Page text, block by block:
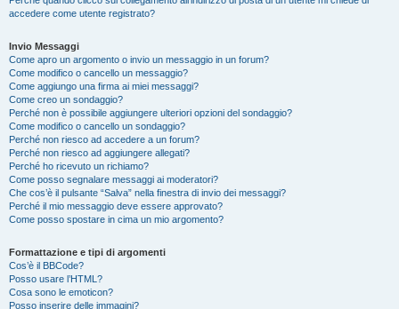
accedere come utente registrato?
Invio Messaggi
Come apro un argomento o invio un messaggio in un forum?
Come modifico o cancello un messaggio?
Come aggiungo una firma ai miei messaggi?
Come creo un sondaggio?
Perché non è possibile aggiungere ulteriori opzioni del sondaggio?
Come modifico o cancello un sondaggio?
Perché non riesco ad accedere a un forum?
Perché non riesco ad aggiungere allegati?
Perché ho ricevuto un richiamo?
Come posso segnalare messaggi ai moderatori?
Che cos’è il pulsante “Salva” nella finestra di invio dei messaggi?
Perché il mio messaggio deve essere approvato?
Come posso spostare in cima un mio argomento?
Formattazione e tipi di argomenti
Cos’è il BBCode?
Posso usare l’HTML?
Cosa sono le emoticon?
Posso inserire delle immagini?